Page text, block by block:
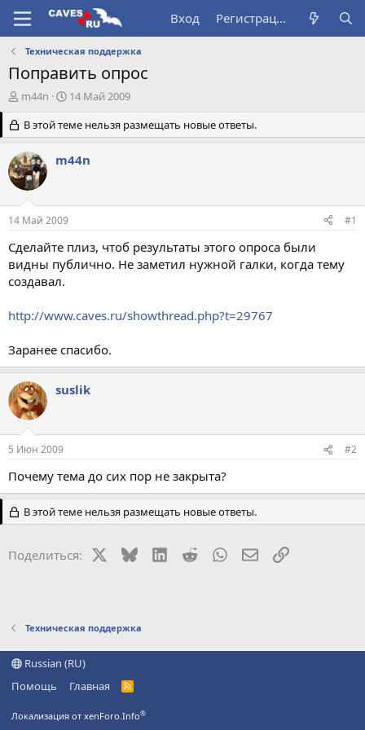
Вход Регистрация
Техническая поддержка
Поправить опрос
А
т
о
р
т
е
м
m44n
Д
т
а
н
а
а
14 Май 2009
В этой теме нельзя размещать новые ответы.
m44n
14 Май 2009 #1
Сделайте плиз, чтоб результаты этого опроса были
видны публично. Не заметил нужной галки, когда тему
создавал.
http://www.caves.ru/showthread.php?t=29767
Заранее спасибо.
suslik
5 Июн 2009 #2
Почему тема до сих пор не закрыта?
В этой теме нельзя размещать новые ответы.
Поделиться: BlueskyLinkedIn
RedditWhatsAppЭлектронная
Ссылка
Техническая поддержка
Russian (RU)
Помощь
Главная
R
Локализация от xenForo.Info®